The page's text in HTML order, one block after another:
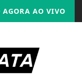
AGORA AO VIVO